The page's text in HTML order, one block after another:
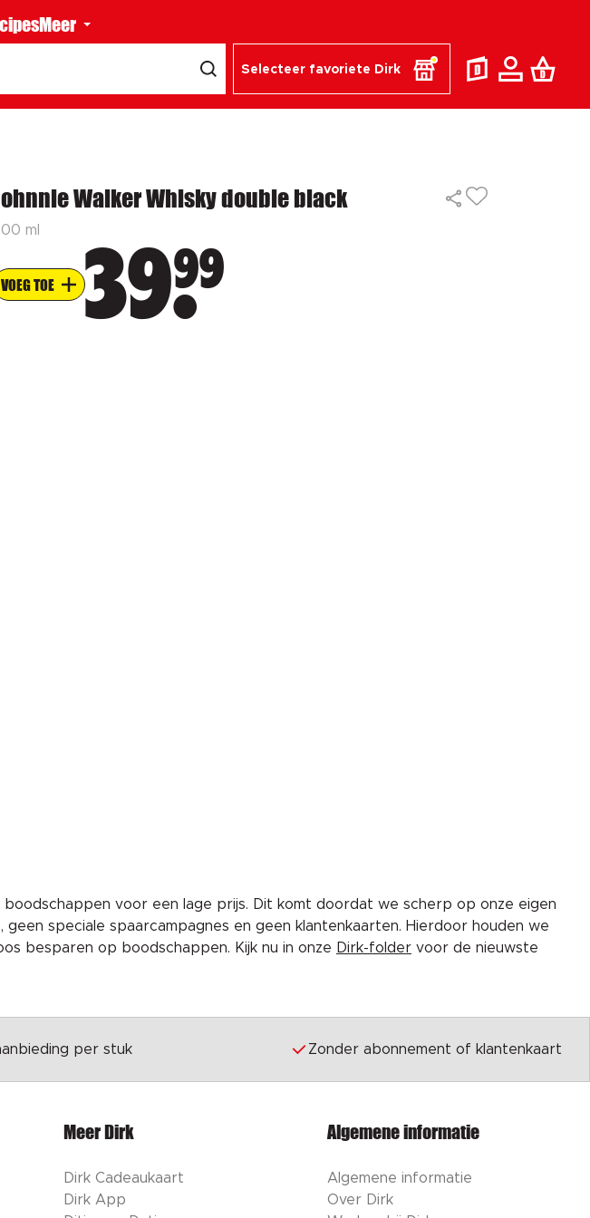
Meer
Selecteer favoriete Dirk
Walker Whisky double black
ml
VOEG TOE 3999
voor een lage prijs. Dit komt doordat we scherp op onze eigen
speciale spaarcampagnes en geen klantenkaarten. Hierdoor houden we
besparen op boodschappen. Kijk nu in onze Dirk-folder voor de nieuwste
per stuk Zonder abonnement of klantenkaart
Meer Dirk
Dirk Cadeaukaart
Dirk App
Algemene informatie
Algemene informatie
Over Dirk